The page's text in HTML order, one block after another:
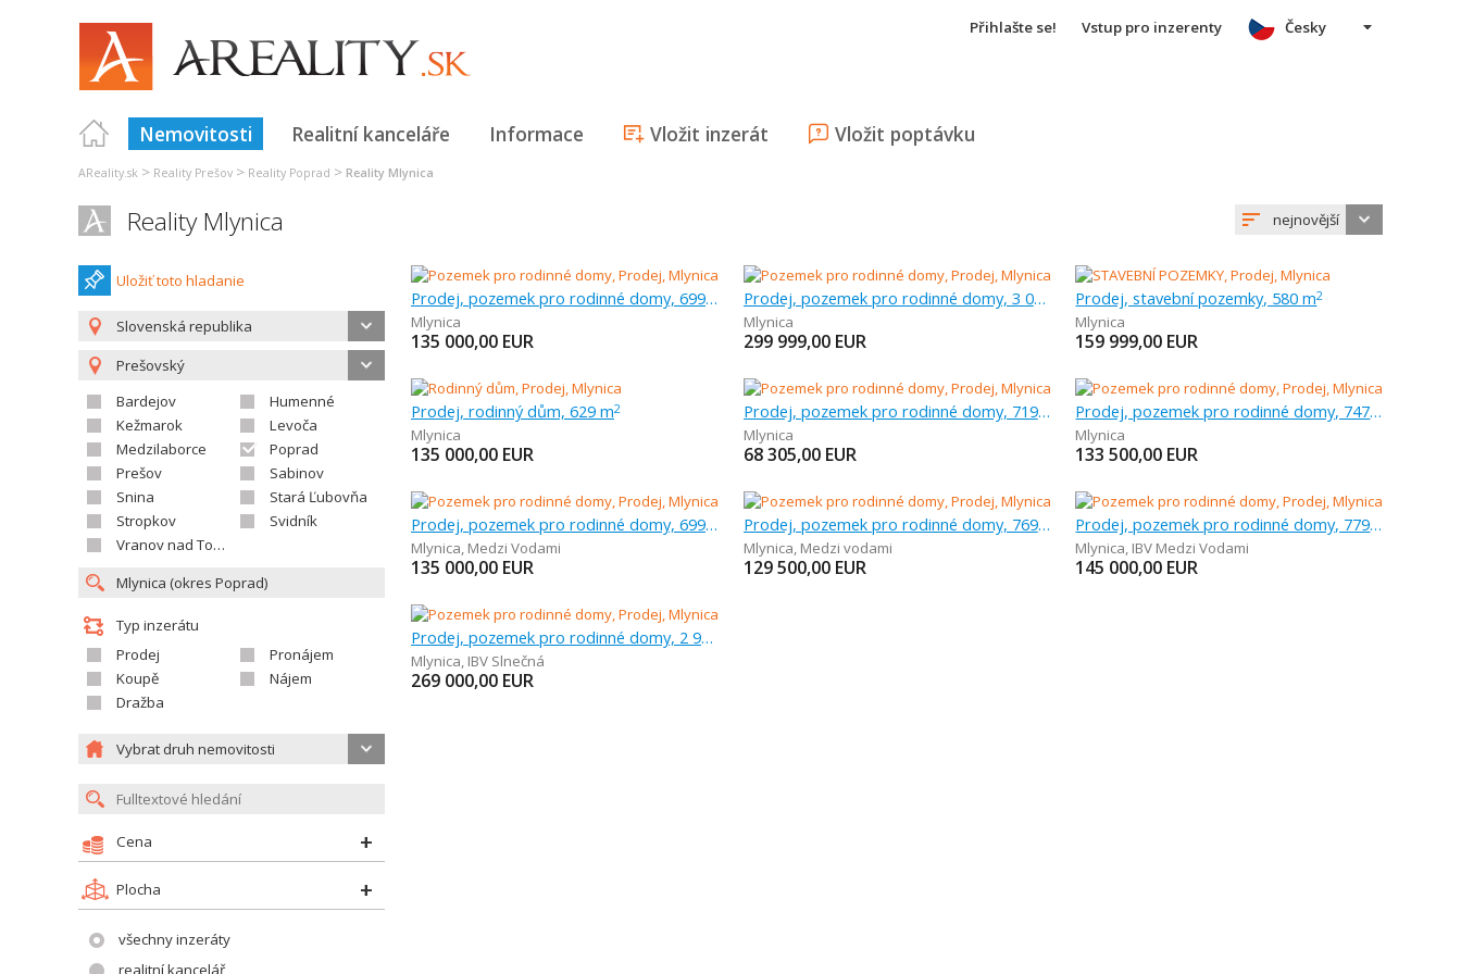
Přihlašte se! Vstup pro inzerenty
Nemovitosti Realitní kanceláře Informace Vložit inzerát Vložit poptávku
Česky
AReality.sk > Reality Prešov > Reality Poprad > Reality Mlynica
Reality Mlynica nejnovější
Uložiť toto hladanie
Slovenská republika
Prešovský
Bardejov
Humenné
Kežmarok
Levoča
Medzilaborce
Poprad
Prešov
Sabinov
Snina
Stará Ľubovňa
Stropkov
Svidník
Vranov nad Topľou
Typ inzerátu
Prodej
Pronájem
Koupě
Nájem
Dražba
Vybrat druh nemovitosti
Cena
Plocha
všechny inzeráty
realitní kancelář
Prodej, pozemek pro rodinné domy, 699 m
Mlynica
135 000,00 EUR
Prodej, pozemek pro rodinné domy, 3 000 m
Mlynica
299 999,00 EUR
Prodej, stavební pozemky, 580 m2
Mlynica
159 999,00 EUR
Prodej, rodinný dům, 629 m2
Mlynica
135 000,00 EUR
Prodej, pozemek pro rodinné domy, 719 m
Mlynica
68 305,00 EUR
Prodej, pozemek pro rodinné domy, 747 m
Mlynica
133 500,00 EUR
Prodej, pozemek pro rodinné domy, 699 m
Mlynica, Medzi Vodami
135 000,00 EUR
Prodej, pozemek pro rodinné domy, 769 m
Mlynica, Medzi vodami
129 500,00 EUR
Prodej, pozemek pro rodinné domy, 779 m
Mlynica, IBV Medzi Vodami
145 000,00 EUR
Prodej, pozemek pro rodinné domy, 2 999 m
Mlynica, IBV Slnečná
269 000,00 EUR